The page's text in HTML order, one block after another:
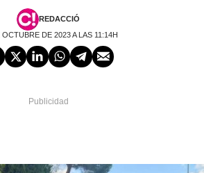
REDACCIÓ
OCTUBRE DE 2023 A LAS 11:14H